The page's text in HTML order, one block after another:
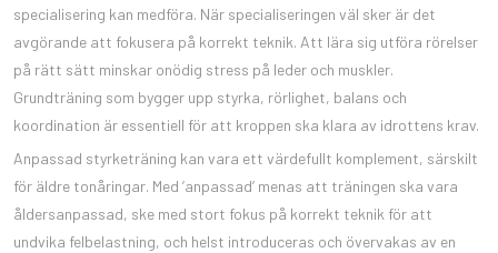
specialisering kan medföra. När specialiseringen väl sker är det
avgörande att fokusera på korrekt teknik. Att lära sig utföra rörelser
på rätt sätt minskar onödig stress på leder och muskler.
Grundträning som bygger upp styrka, rörlighet, balans och
koordination är essentiell för att kroppen ska klara av idrottens krav.
Anpassad styrketräning kan vara ett värdefullt komplement, särskilt
för äldre tonåringar. Med ’anpassad’ menas att träningen ska vara
åldersanpassad, ske med stort fokus på korrekt teknik för att
undvika felbelastning, och helst introduceras och övervakas av en